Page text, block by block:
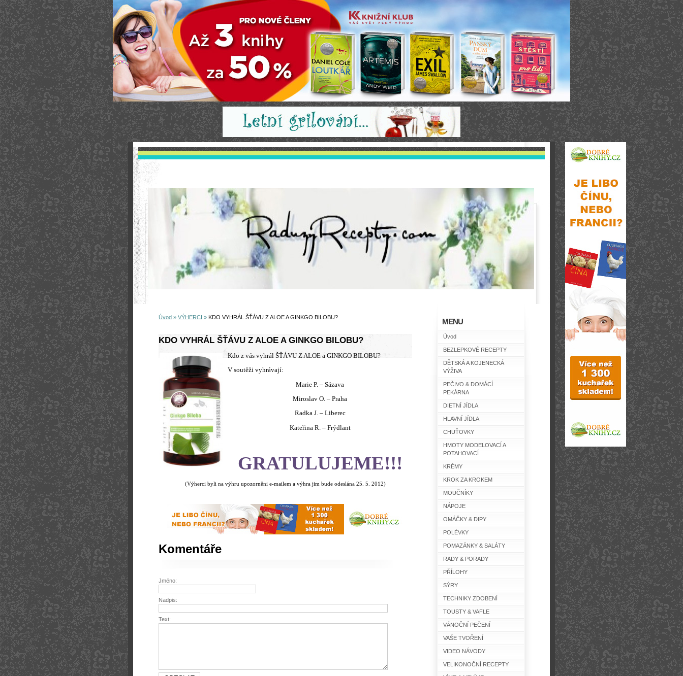
MENU
Úvod
BEZLEPKOVÉ RECEPTY
DĚTSKÁ A KOJENECKÁ
VÝŽIVA
PEČIVO & DOMÁCÍ
PEKÁRNA
DIETNÍ JÍDLA
HLAVNÍ JÍDLA
CHUŤOVKY
HMOTY MODELOVACÍ A
POTAHOVACÍ
KRÉMY
KROK ZA KROKEM
MOUČNÍKY
NÁPOJE
OMÁČKY & DIPY
POLÉVKY
POMAZÁNKY & SALÁTY
RADY & PORADY
PŘÍLOHY
SÝRY
TECHNIKY ZDOBENÍ
TOUSTY & VAFLE
VÁNOČNÍ PEČENÍ
VAŠE TVOŘENÍ
VIDEO NÁVODY
VELIKONOČNÍ RECEPTY
Úvod » VÝHERCI » KDO VYHRÁL ŠŤÁVU Z ALOE A GINKGO BILOBU?
KDO VYHRÁL ŠŤÁVU Z ALOE A GINKGO BILOBU?
Kdo z vás vyhrál ŠŤÁVU Z ALOE a GINKGO BILOBU?
V soutěži vyhrávají:
Marie P. – Sázava
Miroslav O. – Praha
Radka J. – Liberec
Kateřina R. – Frýdlant
GRATULUJEME!!!
(Výherci byli na výhru upozorněni e-mailem a výhra jim bude odeslána 25. 5. 2012)
Komentáře
Jméno:
Nadpis:
Text: